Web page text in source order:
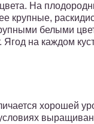
На
крупные,
белыми
на каждом
хорошей